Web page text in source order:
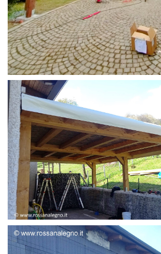
STRUTTURA CAMPER
STRUTTURA ADDOSSATA LAMELLARE